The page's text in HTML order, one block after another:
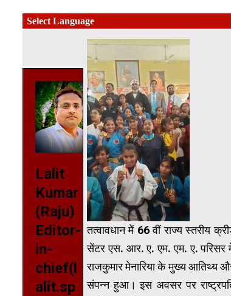
Lalit
Kumar
(Raju)
Editor-
in-
chief(l
alit.sp
कूड़ो
तत्वावधान में 66 वीं राज्य स्तरीय
सेंटर एस. आर. ए. एम. एम. ए. परिसर
राजकुमार मेनारिया के मुख्य आतिथ्य और
संपन्न हुआ। इस अवसर पर राष्ट्रपति